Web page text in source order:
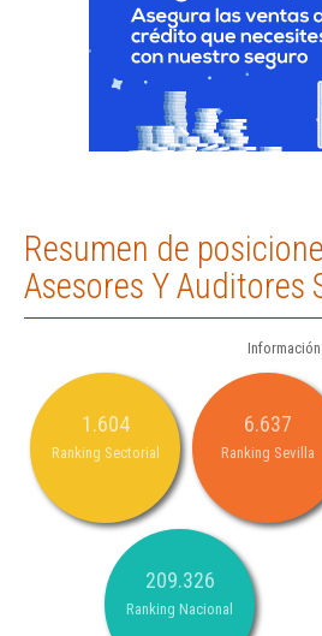
Resumen de
Asesores Y Auditores
1.604
Ranking Sectorial
6.637
Ranking Sevilla
209.326
Ranking Nacional